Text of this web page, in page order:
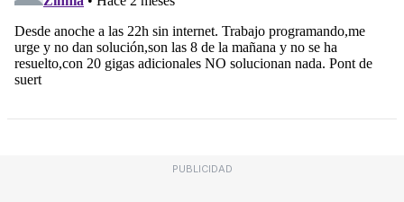
PUBLICIDAD